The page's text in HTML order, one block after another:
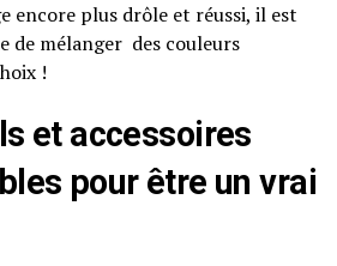
encore plus drôle et réussi, il est
de mélanger des couleurs
!
et accessoires
pour être un vrai